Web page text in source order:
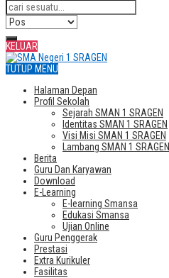
KELUAR
TUTUP MENU
Halaman Depan
Profil Sekolah
Sejarah SMAN 1 SRAGEN
Identitas SMAN 1 SRAGEN
Visi Misi SMAN 1 SRAGEN
Lambang SMAN 1 SRAGEN
Berita
Guru Dan Karyawan
Download
E-Learning
E-learning Smansa
Edukasi Smansa
Ujian Online
Guru Penggerak
Prestasi
Extra Kurikuler
Fasilitas